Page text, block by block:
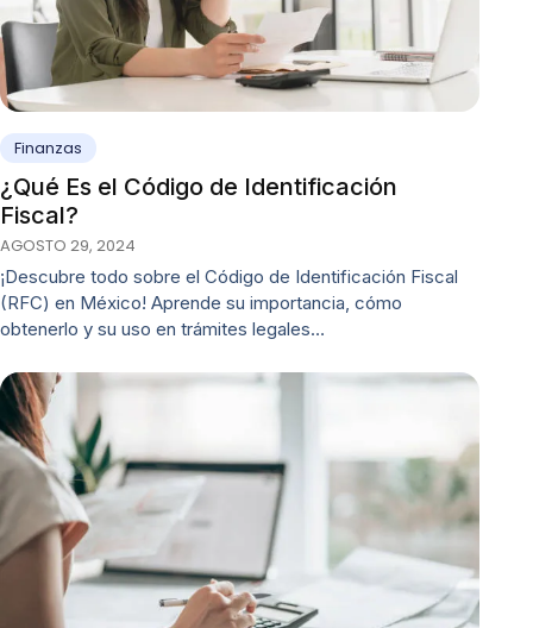
Finanzas
¿Qué Es el Código de Identificación
Fiscal?
AGOSTO 29, 2024
¡Descubre todo sobre el Código de Identificación Fiscal
(RFC) en México! Aprende su importancia, cómo
obtenerlo y su uso en trámites legales…